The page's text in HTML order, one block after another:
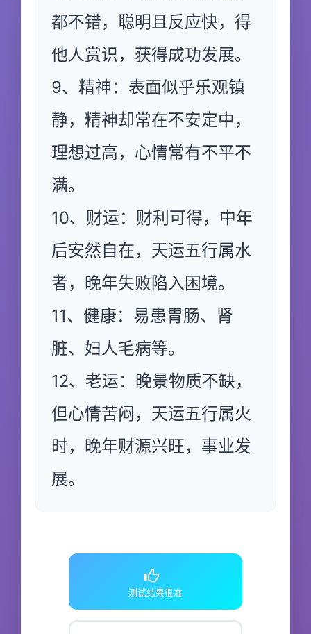
都不错，聪明且反应快，得
他人赏识，获得成功发展。
9、精神：表面似乎乐观镇
静，精神却常在不安定中，
理想过高，心情常有不平不
满。
10、财运：财利可得，中年
后安然自在，天运五行属水
者，晚年失败陷入困境。
11、健康：易患胃肠、肾
脏、妇人毛病等。
12、老运：晚景物质不缺，
但心情苦闷，天运五行属火
时，晚年财源兴旺，事业发
展。
测试结果很准